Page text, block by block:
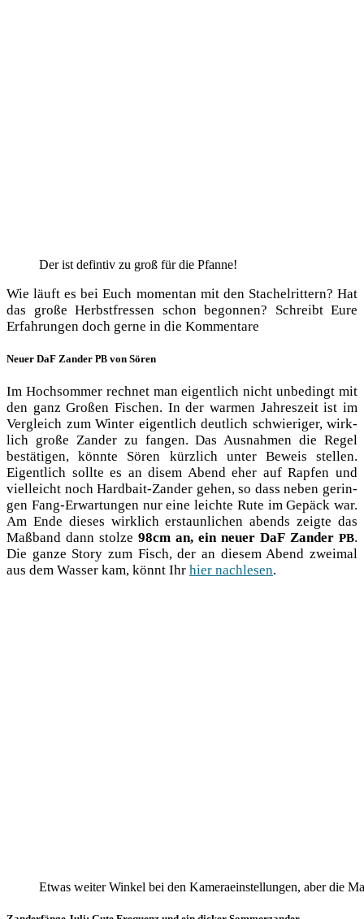
Der ist defin­tiv zu groß für die Pfanne!
Wie läuft es bei Euch momen­tan mit den Sta­chel­rit­tern? Hat
das gro­ße Herbst­fres­sen schon begon­nen? Schreibt Eure
Erfah­run­gen doch ger­ne in die Kommentare
Neuer DaF Zander PB von Sören
Im Hoch­som­mer rech­net man eigent­lich nicht unbe­dingt mit
den ganz Gro­ßen Fischen. In der war­men Jah­res­zeit ist im
Ver­gleich zum Win­ter eigent­lich deut­lich schwie­ri­ger, wirk­
lich gro­ße Zan­der zu fan­gen. Das Aus­nah­men die Regel
bestä­ti­gen, könn­te Sören kürz­lich unter Beweis stel­len.
Eigent­lich soll­te es an disem Abend eher auf Rap­fen und
viel­leicht noch Hard­bait-Zan­der gehen, so dass neben gerin­
gen Fang-Erwar­tun­gen nur eine leich­te Rute im Gepäck war.
Am Ende die­ses wirk­lich erstaun­li­chen abends zeig­te das
Maß­band dann stol­ze 98cm an, ein neu­er DaF Zan­der PB.
Die gan­ze Sto­ry zum Fisch, der an die­sem Abend zwei­mal
aus dem Was­ser kam, könnt Ihr hier nach­le­sen.
Etwas wei­ter Win­kel bei den Kame­ra­ein­stel­lun­gen, aber die